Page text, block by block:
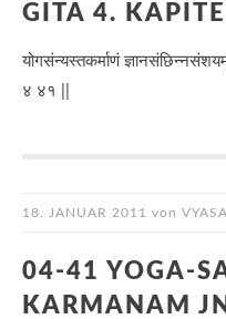
GITA 4.
योगसंन्यस्तकर्माणं
४ ४१ ||
18. JANUAR 2011 von VYASA
04-41 YOGA-
KARMANAM